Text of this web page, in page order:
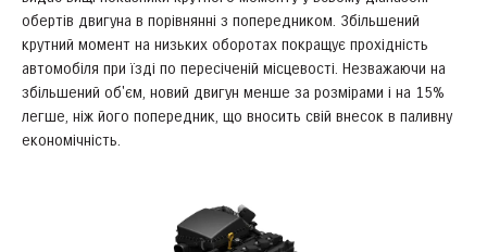
обертів двигуна в порівнянні з попередником. Збільшений
крутний момент на низьких оборотах покращує прохідність
автомобіля при їзді по пересіченій місцевості. Незважаючи на
збільшений об'єм, новий двигун менше за розмірами і на 15%
легше, ніж його попередник, що вносить свій внесок в паливну
економічність.